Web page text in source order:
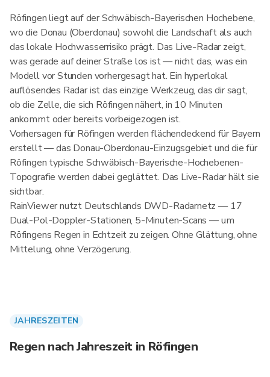
Röfingen liegt auf der Schwäbisch-Bayerischen Hochebene,
wo die Donau (Oberdonau) sowohl die Landschaft als auch
das lokale Hochwasserrisiko prägt. Das Live-Radar zeigt,
was gerade auf deiner Straße los ist — nicht das, was ein
Modell vor Stunden vorhergesagt hat. Ein hyperlokal
auflösendes Radar ist das einzige Werkzeug, das dir sagt,
ob die Zelle, die sich Röfingen nähert, in 10 Minuten
ankommt oder bereits vorbeigezogen ist.
Vorhersagen für Röfingen werden flächendeckend für Bayern
erstellt — das Donau-Oberdonau-Einzugsgebiet und die für
Röfingen typische Schwäbisch-Bayerische-Hochebenen-
Topografie werden dabei geglättet. Das Live-Radar hält sie
sichtbar.
RainViewer nutzt Deutschlands DWD-Radarnetz — 17
Dual-Pol-Doppler-Stationen, 5-Minuten-Scans — um
Röfingens Regen in Echtzeit zu zeigen. Ohne Glättung, ohne
Mittelung, ohne Verzögerung.
JAHRESZEITEN
Regen nach Jahreszeit in Röfingen